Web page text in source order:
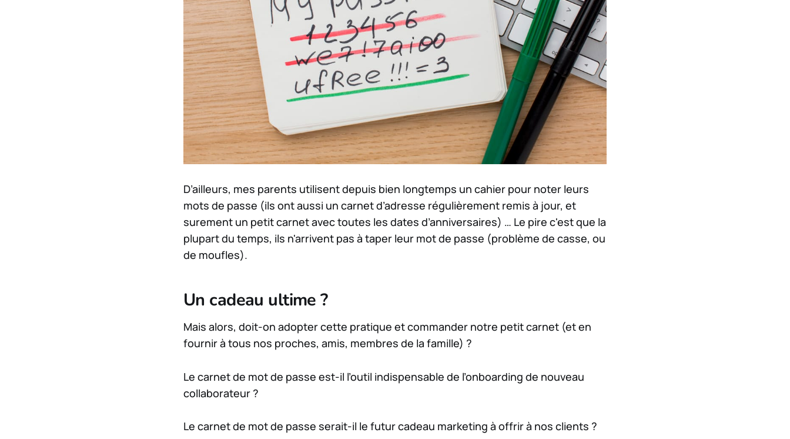
D’ailleurs, mes parents utilisent depuis bien longtemps un cahier pour noter leurs
mots de passe (ils ont aussi un carnet d’adresse régulièrement remis à jour, et
surement un petit carnet avec toutes les dates d’anniversaires) … Le pire c'est que la
plupart du temps, ils n'arrivent pas à taper leur mot de passe (problème de casse, ou
de moufles).
Un cadeau ultime ?
Mais alors, doit-on adopter cette pratique et commander notre petit carnet (et en
fournir à tous nos proches, amis, membres de la famille) ?
Le carnet de mot de passe est-il l’outil indispensable de l’onboarding de nouveau
collaborateur ?
Le carnet de mot de passe serait-il le futur cadeau marketing à offrir à nos clients ?